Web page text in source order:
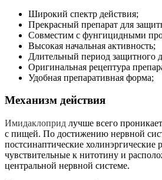
Широкий спектр действия;
Прекрасный препарат для
Совместим с фунгицидными
Высокая начальная активность;
Длительный период защитного
Оригинальная рецептура
Удобная препаративная форма;
Механизм действия
Имидаклоприд лучше всего
с пищей. По достижению нервной
постсинаптические холинэргические
чувствительные к нитотину и
центральной нервной системе.